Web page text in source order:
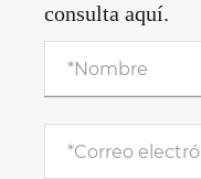
consulta aquí.